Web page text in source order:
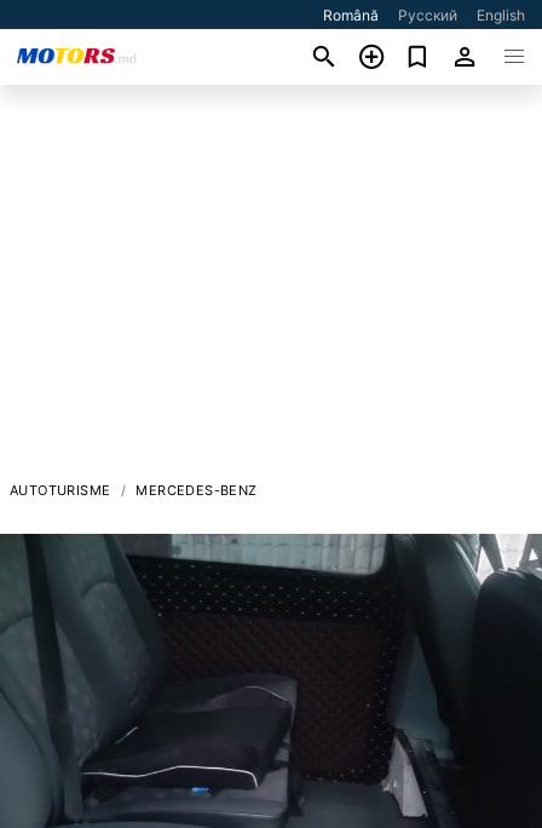
Română Русский English
AUTOTURISME MERCEDES-BENZ